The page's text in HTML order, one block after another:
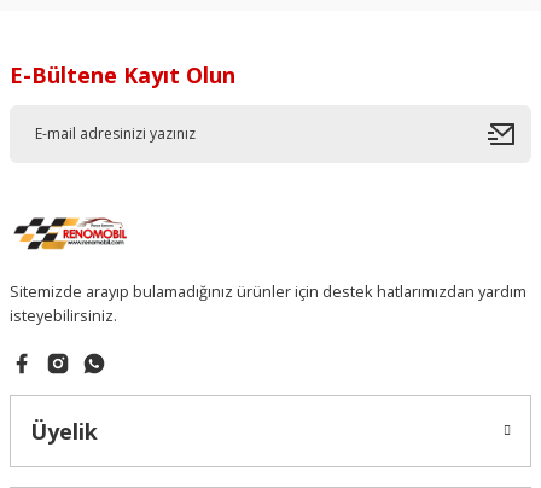
E-Bültene Kayıt Olun
Sitemizde arayıp bulamadığınız ürünler için destek hatlarımızdan yardım
isteyebilirsiniz.
Üyelik